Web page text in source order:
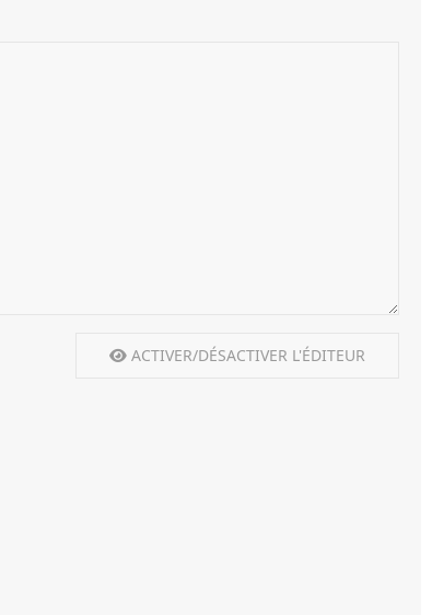
ACTIVER/DÉSACTIVER L'ÉDITEUR